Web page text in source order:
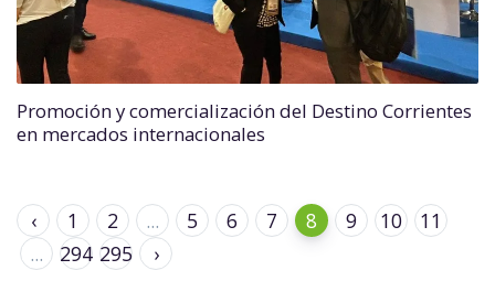
Promoción y comercialización del Destino Corrientes
en mercados internacionales
‹ 1 2 ... 5 6 7 8 9 10
11
...
294 295 ›